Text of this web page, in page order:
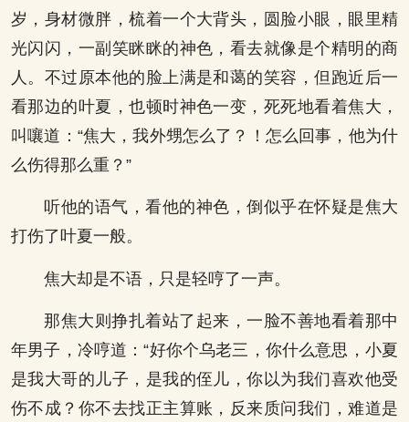
岁，身材微胖，梳着一个大背头，圆脸小眼，眼里精
光闪闪，一副笑眯眯的神色，看去就像是个精明的商
人。不过原本他的脸上满是和蔼的笑容，但跑近后一
看那边的叶夏，也顿时神色一变，死死地看着焦大，
叫嚷道：“焦大，我外甥怎么了？！怎么回事，他为什
么伤得那么重？”
听他的语气，看他的神色，倒似乎在怀疑是焦大
打伤了叶夏一般。
焦大却是不语，只是轻哼了一声。
那焦大则挣扎着站了起来，一脸不善地看着那中
年男子，冷哼道：“好你个乌老三，你什么意思，小夏
是我大哥的儿子，是我的侄儿，你以为我们喜欢他受
伤不成？你不去找正主算账，反来质问我们，难道是